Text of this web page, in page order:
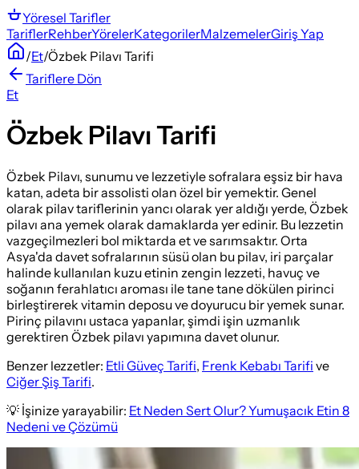
Yöresel Tarifler
TariflerRehberYörelerKategorilerMalzemelerGiriş Yap
/Et/Özbek Pilavı Tarifi
Tariflere Dön
Et
Özbek Pilavı Tarifi
Özbek Pilavı, sunumu ve lezzetiyle sofralara eşsiz bir hava
katan, adeta bir assolisti olan özel bir yemektir. Genel
olarak pilav tariflerinin yancı olarak yer aldığı yerde, Özbek
pilavı ana yemek olarak damaklarda yer edinir. Bu lezzetin
vazgeçilmezleri bol miktarda et ve sarımsaktır. Orta
Asya'da davet sofralarının süsü olan bu pilav, iri parçalar
halinde kullanılan kuzu etinin zengin lezzeti, havuç ve
soğanın ferahlatıcı aroması ile tane tane dökülen pirinci
birleştirerek vitamin deposu ve doyurucu bir yemek sunar.
Pirinç pilavını ustaca yapanlar, şimdi işin uzmanlık
gerektiren Özbek pilavı yapımına davet olunur.
Benzer lezzetler: Etli Güveç Tarifi, Frenk Kebabı Tarifi ve
Ciğer Şiş Tarifi.
💡 İşinize yarayabilir: Et Neden Sert Olur? Yumuşacık Etin 8
Nedeni ve Çözümü